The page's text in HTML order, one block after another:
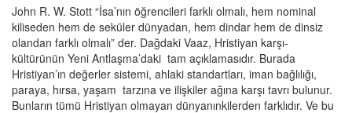
John R. W. Stott “İsa’nın öğrencileri farklı olmalı, hem nominal
kiliseden hem de seküler dünyadan, hem dindar hem de dinsiz
olandan farklı olmalı” der. Dağdaki Vaaz, Hristiyan karşı-
kültürünün Yeni Antlaşma’daki tam açıklamasıdır. Burada
Hristiyan’ın değerler sistemi, ahlaki standartları, iman bağlılığı,
paraya, hırsa, yaşam tarzına ve ilişkiler ağına karşı tavrı bulunur.
Bunların tümü Hristiyan olmayan dünyanınkilerden farklıdır. Ve bu